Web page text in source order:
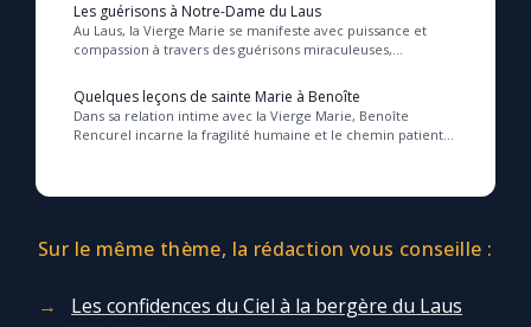
Les guérisons à Notre-Dame du Laus
Au Laus, la Vierge Marie se manifeste avec puissance et
compassion à travers des guérisons miraculeuses,
Quelques leçons de sainte Marie à Benoîte
Dans sa relation intime avec la Vierge Marie, Benoîte
Rencurel incarne la fragilité humaine et le chemin patient
Sur le même thème, la rédaction vous conseille :
Les confidences du Ciel à la bergère du Laus